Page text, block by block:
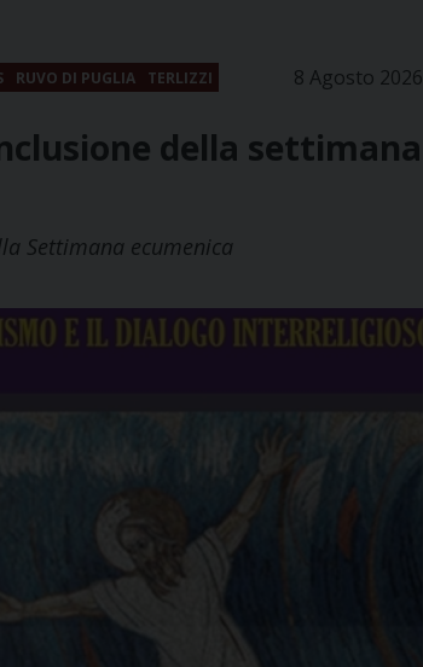
RUVO DI PUGLIA TERLIZZI 8 Agosto 2026
della settimana
Settimana ecumenica